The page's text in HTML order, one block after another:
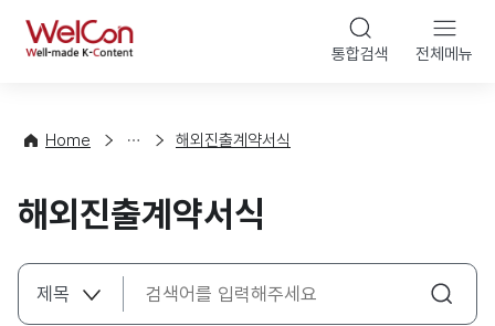
WelCon 통합검색 전체메뉴
Home
컨
팅
해외진출계약서식
해외진출계약서식